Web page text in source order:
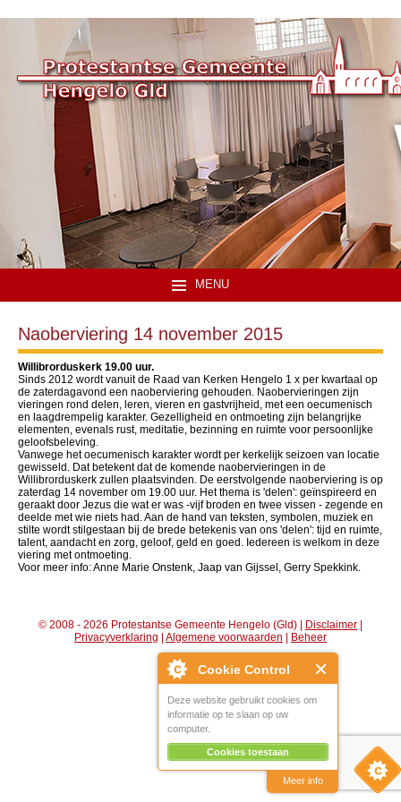
Cookie Control
Deze website gebruikt cookies om
informatie op te slaan op uw
computer.
Cookies toestaan
Meer info
MENU
Naoberviering 14 november 2015
Willibrorduskerk 19.00 uur.
Sinds 2012 wordt vanuit de Raad van Kerken Hengelo 1 x per kwartaal op
de zaterdagavond een naoberviering gehouden. Naobervieringen zijn
vieringen rond delen, leren, vieren en gastvrijheid, met een oecumenisch
en laagdrempelig karakter. Gezelligheid en ontmoeting zijn belangrijke
elementen, evenals rust, meditatie, bezinning en ruimte voor persoonlijke
geloofsbeleving.
Vanwege het oecumenisch karakter wordt per kerkelijk seizoen van locatie
gewisseld. Dat betekent dat de komende naobervieringen in de
Willibrorduskerk zullen plaatsvinden. De eerstvolgende naoberviering is op
zaterdag 14 november om 19.00 uur. Het thema is 'delen': geïnspireerd en
geraakt door Jezus die wat er was -vijf broden en twee vissen - zegende en
deelde met wie niets had. Aan de hand van teksten, symbolen, muziek en
stilte wordt stilgestaan bij de brede betekenis van ons 'delen': tijd en ruimte,
talent, aandacht en zorg, geloof, geld en goed. Iedereen is welkom in deze
viering met ontmoeting.
Voor meer info: Anne Marie Onstenk, Jaap van Gijssel, Gerry Spekkink.
© 2008 - 2026 Protestantse Gemeente Hengelo (Gld) | Disclaimer |
Privacyverklaring | Algemene voorwaarden | Beheer